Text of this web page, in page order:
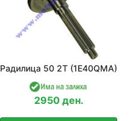
Радилица 50 2T (1E40QMA)
2950 ден.